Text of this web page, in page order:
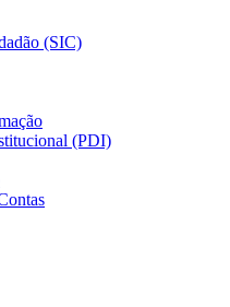
(SIC)
(PDI)